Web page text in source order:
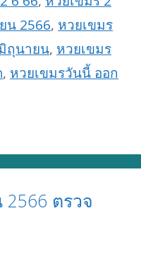
น 2566, หวยเขมร
ถุนายน, หวยเขมร
, หวยเขมรวันนี้ ออก
ตรวจ